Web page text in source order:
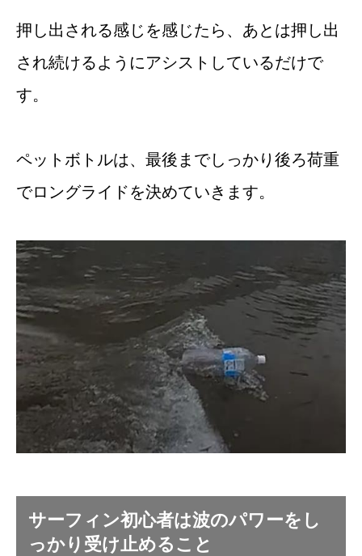
押し出される感じを感じたら、あとは押し出
され続けるようにアシストしているだけで
す。
ペットボトルは、最後までしっかり後ろ荷重
でロングライドを決めていきます。
サーフィン初心者は波のパワーをし
っかり受け止めること